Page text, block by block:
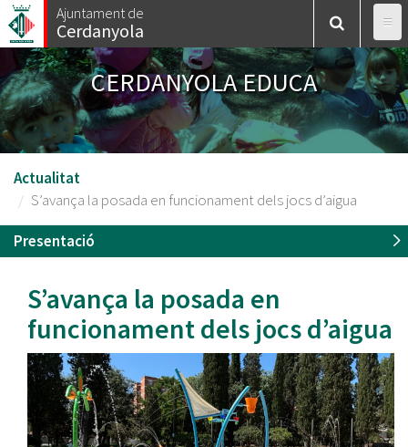
Vés
al
contingut
Ajuntament de
Cerdanyola
CERDANYOLA EDUCA
Actualitat
S’avança la posada en funcionament dels jocs d’aigua
Presentació
S’avança la posada en
funcionament dels jocs d’aigua